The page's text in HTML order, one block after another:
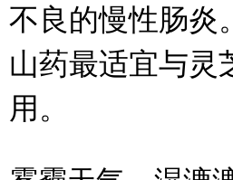
不良的慢性肠炎。
山药最适宜与灵
用。